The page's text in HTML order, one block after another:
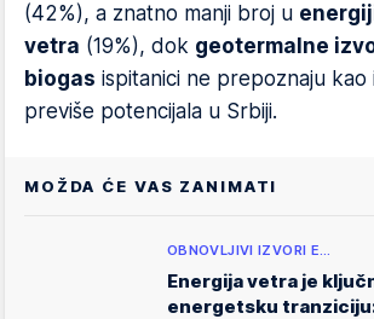
(42%), a znatno manji broj u
vetra (19%), dok geotermalne
biogas ispitanici ne prepoznaju kao
previše potencijala u Srbiji.
MOŽDA ĆE VAS ZANIMATI
OBNOVLJIVI IZVORI E…
Energija vetra je
energetsku